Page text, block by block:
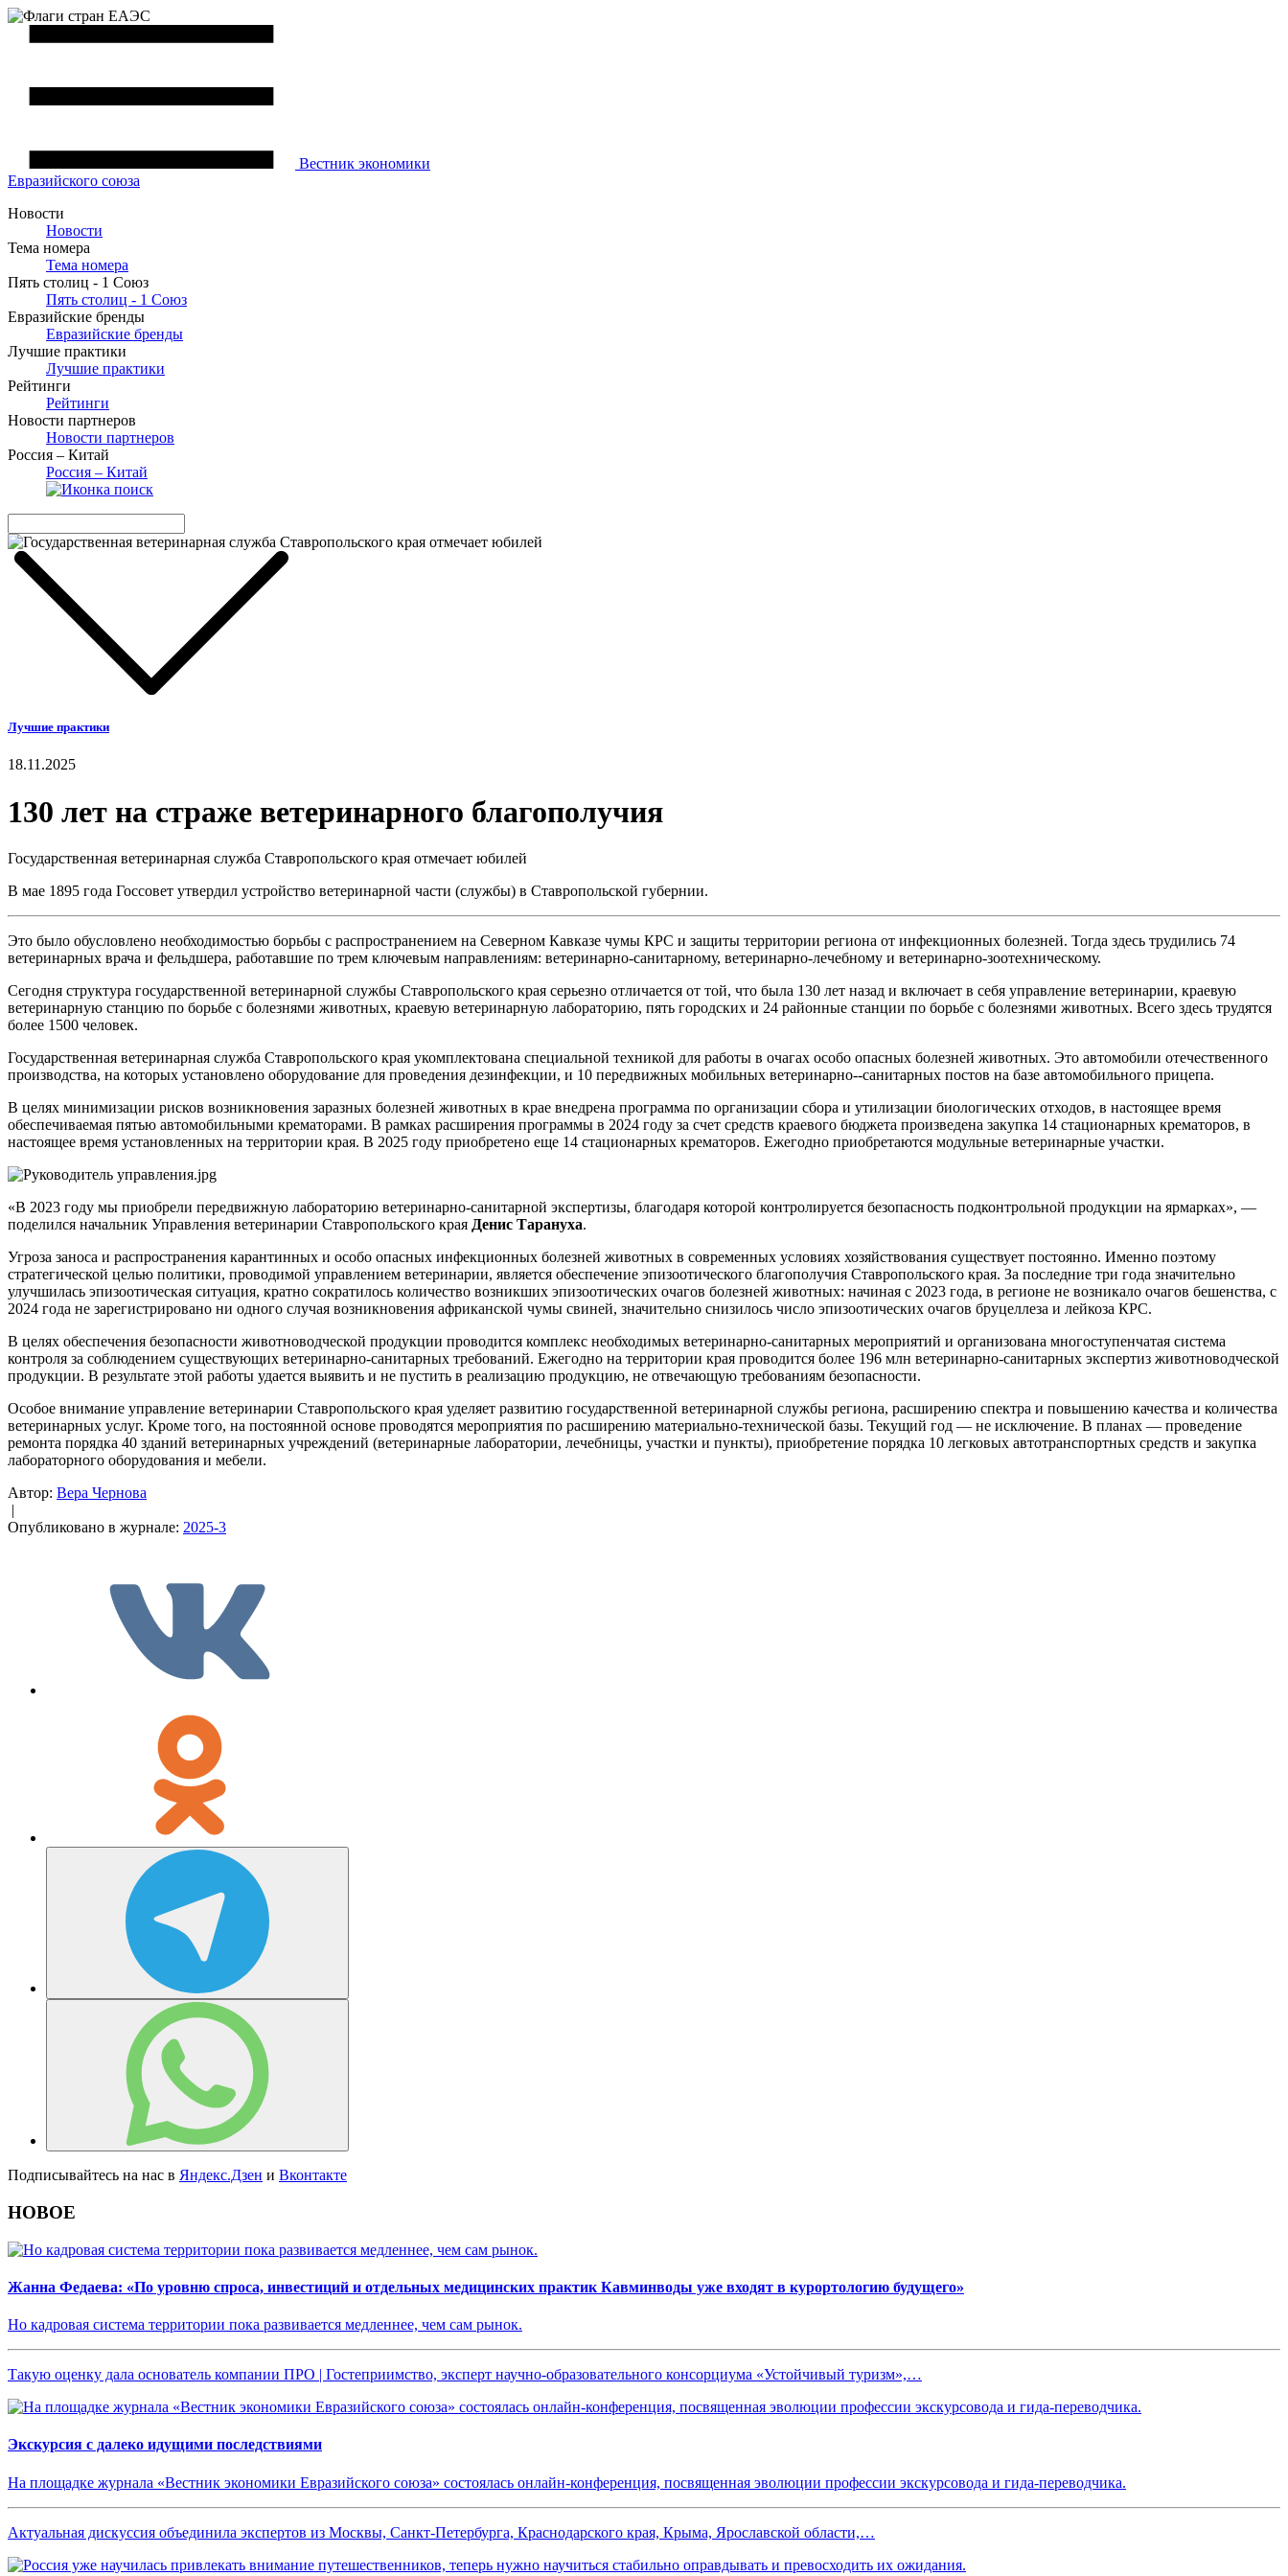
Вестник экономики
Евразийского союза
Новости
Новости
Тема номера
Тема номера
Пять столиц - 1 Союз
Пять столиц - 1 Союз
Евразийские бренды
Евразийские бренды
Лучшие практики
Лучшие практики
Рейтинги
Рейтинги
Новости партнеров
Новости партнеров
Россия – Китай
Россия – Китай
Лучшие практики
18.11.2025
130 лет на страже ветеринарного благополучия
Государственная ветеринарная служба Ставропольского края отмечает юбилей
В мае 1895 года Госсовет утвердил устройство ветеринарной части (службы) в Ставропольской губернии.
Это было обусловлено необходимостью борьбы с распространением на Северном Кавказе чумы КРС и защиты территории региона от инфекционных болезней. Тогда здесь трудились 74
ветеринарных врача и фельдшера, работавшие по трем ключевым направлениям: ветеринарно-санитарному, ветеринарно-лечебному и ветеринарно-зоотехническому.
Сегодня структура государственной ветеринарной службы Ставропольского края серьезно отличается от той, что была 130 лет назад и включает в себя управление ветеринарии, краевую
ветеринарную станцию по борьбе с болезнями животных, краевую ветеринарную лабораторию, пять городских и 24 районные станции по борьбе с болезнями животных. Всего здесь трудятся
более 1500 человек.
Государственная ветеринарная служба Ставропольского края укомплектована специальной техникой для работы в очагах особо опасных болезней животных. Это автомобили отечественного
производства, на которых установлено оборудование для проведения дезинфекции, и 10 передвижных мобильных ветеринарно--санитарных постов на базе автомобильного прицепа.
В целях минимизации рисков возникновения заразных болезней животных в крае внедрена программа по организации сбора и утилизации биологических отходов, в настоящее время
обеспечиваемая пятью автомобильными крематорами. В рамках расширения программы в 2024 году за счет средств краевого бюджета произведена закупка 14 стационарных крематоров, в
настоящее время установленных на территории края. В 2025 году приобретено еще 14 стационарных крематоров. Ежегодно приобретаются модульные ветеринарные участки.
«В 2023 году мы приобрели передвижную лабораторию ветеринарно-санитарной экспертизы, благодаря которой контролируется безопасность подконтрольной продукции на ярмарках», —
поделился начальник Управления ветеринарии Ставропольского края Денис Тарануха.
Угроза заноса и распространения карантинных и особо опасных инфекционных болезней животных в современных условиях хозяйствования существует постоянно. Именно поэтому
стратегической целью политики, проводимой управлением ветеринарии, является обеспечение эпизоотического благополучия Ставропольского края. За последние три года значительно
улучшилась эпизооти­ческая ситуация, кратно сократилось количество возникших эпизоотических очагов болезней животных: начиная с 2023 года, в регионе не возникало очагов бешенства, с
2024 года не зарегистрировано ни одного случая возникновения африканской чумы свиней, значительно снизилось число эпизоотических очагов бруцеллеза и лейкоза КРС.
В целях обеспечения безопасности животноводческой продукции проводится комплекс необходимых ветеринарно-­санитарных мероприятий и организована многоступенчатая система
контроля за соблюдением существующих ветеринарно-санитарных требований. Ежегодно на территории края проводится более 196 млн ветеринарно-санитарных экспертиз животноводческой
продукции. В результате этой работы удается выявить и не пустить в реализацию продукцию, не отвечающую требованиям безопасности.
Особое внимание управление ветеринарии Ставропольского края уделяет развитию государственной ветеринарной службы региона, расширению спектра и повышению качества и количества
ветеринарных услуг. Кроме того, на постоянной основе проводятся мероприятия по расширению материально-технической базы. Текущий год — не исключение. В планах — проведение
ремонта порядка 40 зданий ветеринарных учреждений (ветеринарные лаборатории, лечебницы, участки и пункты), приобретение порядка 10 легковых автотранспортных средств и закупка
лабораторного оборудования и мебели.
Автор: Вера Чернова
|
Опубликовано в журнале: 2025-3
Подписывайтесь на нас в Яндекс.Дзен и Вконтакте
НОВОЕ
Жанна Федаева: «По уровню спроса, инвестиций и отдельных медицинских практик Кавминводы уже входят в курортологию будущего»
Но кадровая система территории пока развивается медленнее, чем сам рынок.
Такую оценку дала основатель компании ПРО | Гостеприимство, эксперт научно-образовательного консорциума «Устойчивый туризм»,…
Экскурсия с далеко идущими последствиями
На площадке журнала «Вестник экономики Евразийского союза» состоялась онлайн-конференция, посвященная эволюции профессии экскурсовода и гида-переводчика.
Актуальная дискуссия объединила экспертов из Москвы, Санкт-Петербурга, Краснодарского края, Крыма, Ярославской области,…